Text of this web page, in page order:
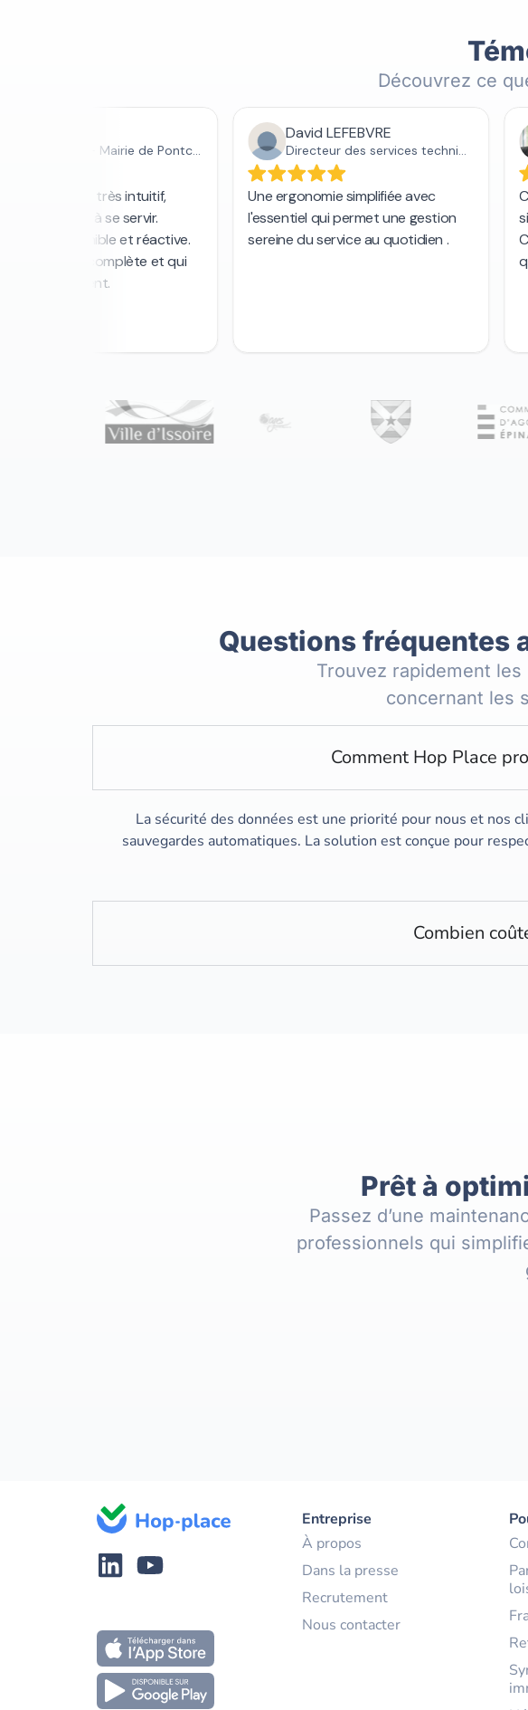
Découvrez ce
Questions fréquentes
Trouvez rapidement
concernant les
Comment Hop Place
La sécurité des données est une priorité pour nous et nos
sauvegardes automatiques. La solution est conçue pour
Combien
Prêt à
Passez d’une
professionnels qui
Entreprise
À propos
Dans la presse
Recrutement
Nous contacter